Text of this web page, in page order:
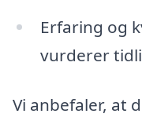
Erfaring og
vurderer
Vi anbefaler, at